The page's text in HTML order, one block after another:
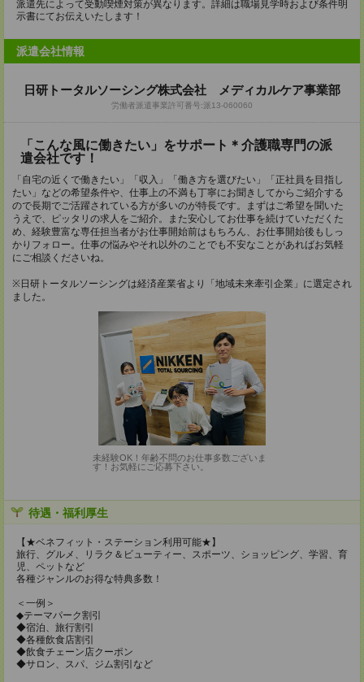
派遣先によって受動喫煙対策が異なります。詳細は職場見学時および条件明
示書にてお伝えいたします！
派遣会社情報
日研トータルソーシング株式会社 メディカルケア事業部
労働者派遣事業許可番号:派13-060060
「こんな風に働きたい」をサポート＊介護職専門の派
遣会社です！
「自宅の近くで働きたい」「収入」「働き方を選びたい」「正社員を目指し
たい」などの希望条件や、仕事上の不満も丁寧にお聞きしてからご紹介する
ので長期でご活躍されている方が多いのが特長です。まずはご希望を聞いた
うえで、ピッタリの求人をご紹介。また安心してお仕事を続けていただくた
め、経験豊富な専任担当者がお仕事開始前はもちろん、お仕事開始後もしっ
かりフォロー。仕事の悩みやそれ以外のことでも不安なことがあればお気軽
にご相談くださいね。
※日研トータルソーシングは経済産業省より「地域未来牽引企業」に選定され
ました。
未経験OK！年齢不問のお仕事多数ございま
す！お気軽にご応募下さい。
待遇・福利厚生
【★ベネフィット・ステーション利用可能★】
旅行、グルメ、リラク＆ビューティー、スポーツ、ショッピング、学習、育
児、ペットなど
各種ジャンルのお得な特典多数！
＜一例＞
◆テーマパーク割引
◆宿泊、旅行割引
◆各種飲食店割引
◆飲食チェーン店クーポン
◆サロン、スパ、ジム割引など